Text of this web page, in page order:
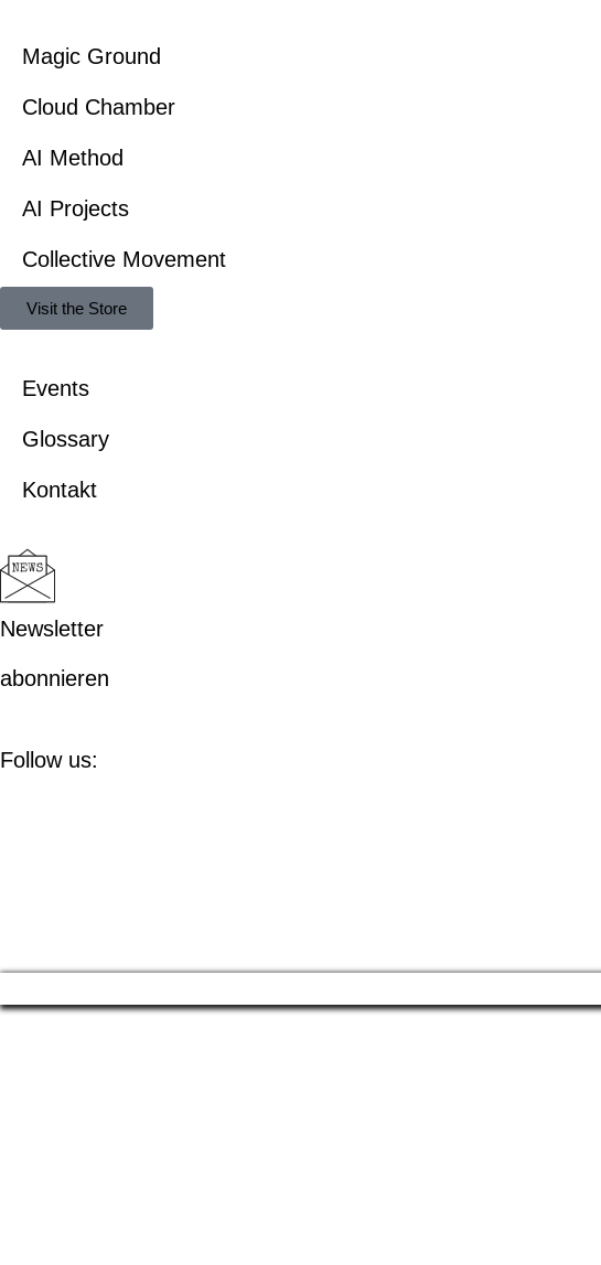
Magic Ground
Cloud Chamber
AI Method
AI Projects
Collective Movement
Visit the Store
Events
Glossary
Kontakt
Newsletter
abonnieren
Follow us: